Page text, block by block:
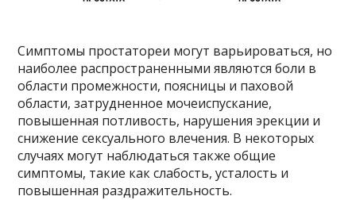
Симптомы простатореи могут варьироваться, но
наиболее распространенными являются боли в
области промежности, поясницы и паховой
области, затрудненное мочеиспускание,
повышенная потливость, нарушения эрекции и
снижение сексуального влечения. В некоторых
случаях могут наблюдаться также общие
симптомы, такие как слабость, усталость и
повышенная раздражительность.